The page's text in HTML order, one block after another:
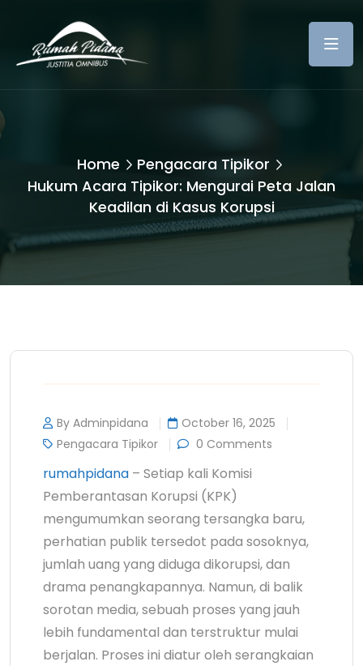
Home
Pengacara Tipikor
Hukum Acara Tipikor: Mengurai Peta Jalan
Keadilan di Kasus Korupsi
By Adminpidana
October 16, 2025
Pengacara Tipikor
0 Comments
rumahpidana – Setiap kali Komisi
Pemberantasan Korupsi (KPK)
mengumumkan seorang tersangka baru,
perhatian publik tersedot pada sosoknya,
jumlah uang yang diduga dikorupsi, dan
drama penangkapannya. Namun, di balik
sorotan media, sebuah proses yang jauh
lebih fundamental dan terstruktur mulai
berjalan. Proses ini diatur oleh serangkaian